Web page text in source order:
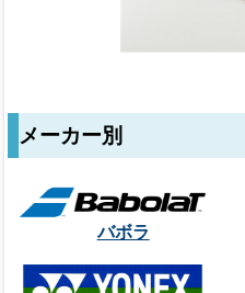
メーカー別
バボラ